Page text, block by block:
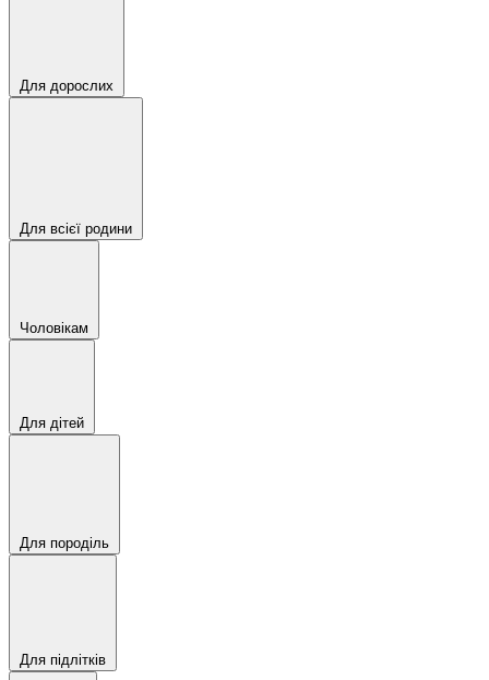
Для дорослих
Для всієї родини
Чоловікам
Для дітей
Для породіль
Для підлітків